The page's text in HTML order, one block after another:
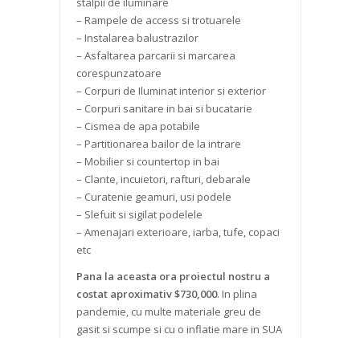
– Rampele de access si trotuarele
– Instalarea balustrazilor
– Asfaltarea parcarii si marcarea
corespunzatoare
– Corpuri de Iluminat interior si exterior
– Corpuri sanitare in bai si bucatarie
– Cismea de apa potabile
– Partitionarea bailor de la intrare
– Mobilier si countertop in bai
– Clante, incuietori, rafturi, debarale
– Curatenie geamuri, usi podele
– Slefuit si sigilat podelele
– Amenajari exterioare, iarba, tufe, copaci
etc
Pana la aceasta ora proiectul nostru a
costat aproximativ $730,000. In plina
pandemie, cu multe materiale greu de
gasit si scumpe si cu o inflatie mare in SUA